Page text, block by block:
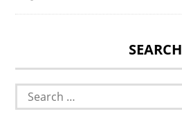
SEARCH
Search
for: